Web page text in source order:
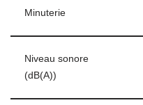
Minuterie
Niveau sonore
(dB(A))